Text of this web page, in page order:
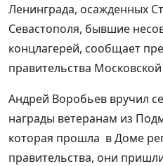
Ленинграда, осажденных
Севастополя, бывшие
концлагерей, сообщает
правительства
Андрей Воробьев вручил
награды ветеранам из
которая прошла в Доме
правительства, они